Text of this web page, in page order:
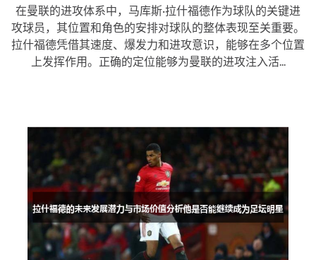
在曼联的进攻体系中，马库斯·拉什福德作为球队的关键进
攻球员，其位置和角色的安排对球队的整体表现至关重要。
拉什福德凭借其速度、爆发力和进攻意识，能够在多个位置
上发挥作用。正确的定位能够为曼联的进攻注入活...